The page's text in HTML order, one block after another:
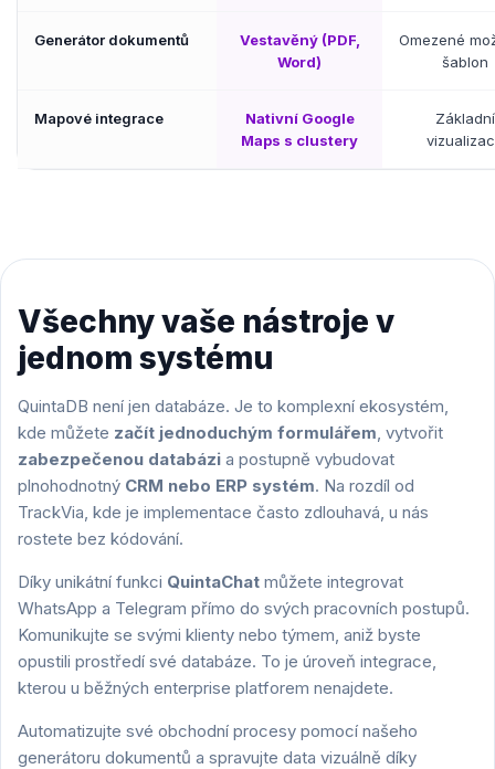
Generátor dokumentů
Vestavěný (PDF,
Word)
Omezené
šablon
Mapové integrace
Nativní Google
Maps s clustery
Základní
Všechny vaše nástroje v
jednom systému
QuintaDB není jen databáze. Je to komplexní ekosystém,
kde můžete začít jednoduchým formulářem, vytvořit
zabezpečenou databázi a postupně vybudovat
plnohodnotný CRM nebo ERP systém. Na rozdíl od
TrackVia, kde je implementace často zdlouhavá, u nás
rostete bez kódování.
Díky unikátní funkci QuintaChat můžete integrovat
WhatsApp a Telegram přímo do svých pracovních postupů.
Komunikujte se svými klienty nebo týmem, aniž byste
opustili prostředí své databáze. To je úroveň integrace,
kterou u běžných enterprise platforem nenajdete.
Automatizujte své obchodní procesy pomocí našeho
generátoru dokumentů a spravujte data vizuálně díky